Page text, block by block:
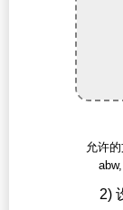
允许
2)